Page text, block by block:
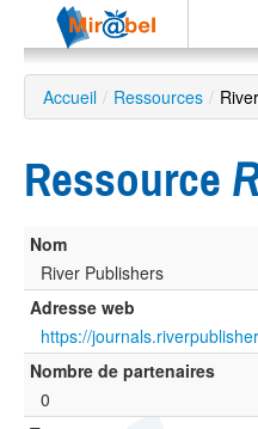
Le réseau
Soutien
Recherche
avancée
EN
ES
Accueil / Ressources /
Ressource
Nom
River Publishers
Adresse web
https://
Nombre de partenaires
0